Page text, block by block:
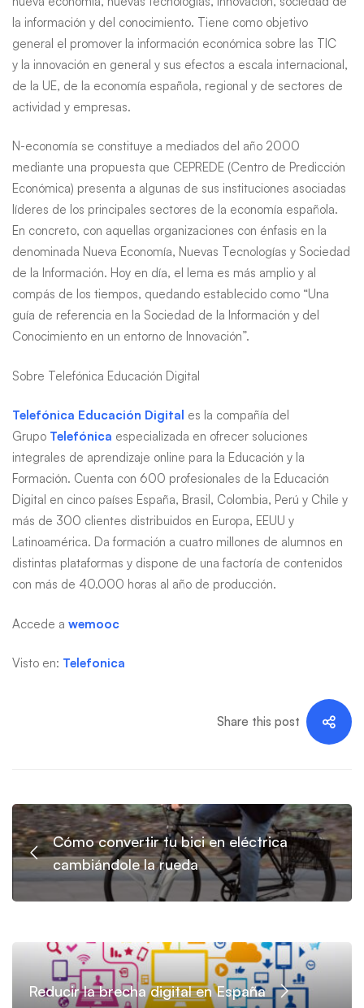
la información y del conocimiento. Tiene como objetivo
general el promover la información económica sobre las TIC
y la innovación en general y sus efectos a escala internacional,
de la UE, de la economía española, regional y de sectores de
actividad y empresas.
N-economía se constituye a mediados del año 2000
mediante una propuesta que CEPREDE (Centro de Predicción
Económica) presenta a algunas de sus instituciones asociadas
líderes de los principales sectores de la economía española.
En concreto, con aquellas organizaciones con énfasis en la
denominada Nueva Economía, Nuevas Tecnologías y Sociedad
de la Información. Hoy en día, el lema es más amplio y al
compás de los tiempos, quedando establecido como “Una
guía de referencia en la Sociedad de la Información y del
Conocimiento en un entorno de Innovación”.
Sobre Telefónica Educación Digital
Telefónica Educación Digital es la compañía del
Grupo Telefónica especializada en ofrecer soluciones
integrales de aprendizaje online para la Educación y la
Formación. Cuenta con 600 profesionales de la Educación
Digital en cinco países España, Brasil, Colombia, Perú y Chile y
más de 300 clientes distribuidos en Europa, EEUU y
Latinoamérica. Da formación a cuatro millones de alumnos en
distintas plataformas y dispone de una factoría de contenidos
con más de 40.000 horas al año de producción.
Accede a wemooc
Visto en: Telefonica
Share this post
Cómo convertir tu bici en eléctrica
cambiándole la rueda
Reducir la brecha digital en España